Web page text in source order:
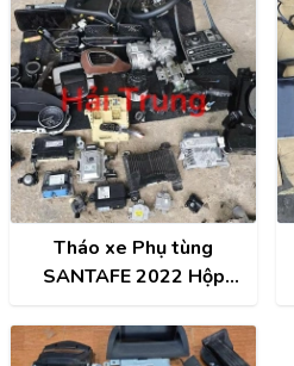
Tháo xe Phụ tùng
SANTAFE 2022 Hộp
Công tắc điều hòa,...